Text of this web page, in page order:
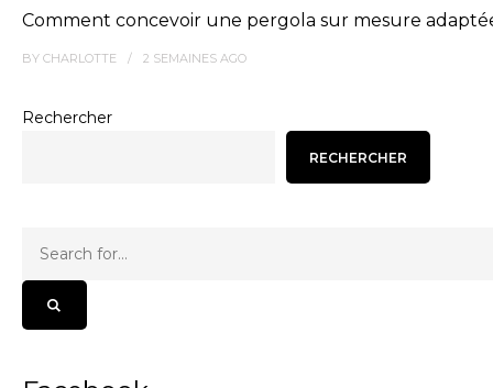
Comment concevoir une pergola sur mesure
BY CHARLOTTE 2 SEMAINES AGO
Rechercher
RECHERCHER